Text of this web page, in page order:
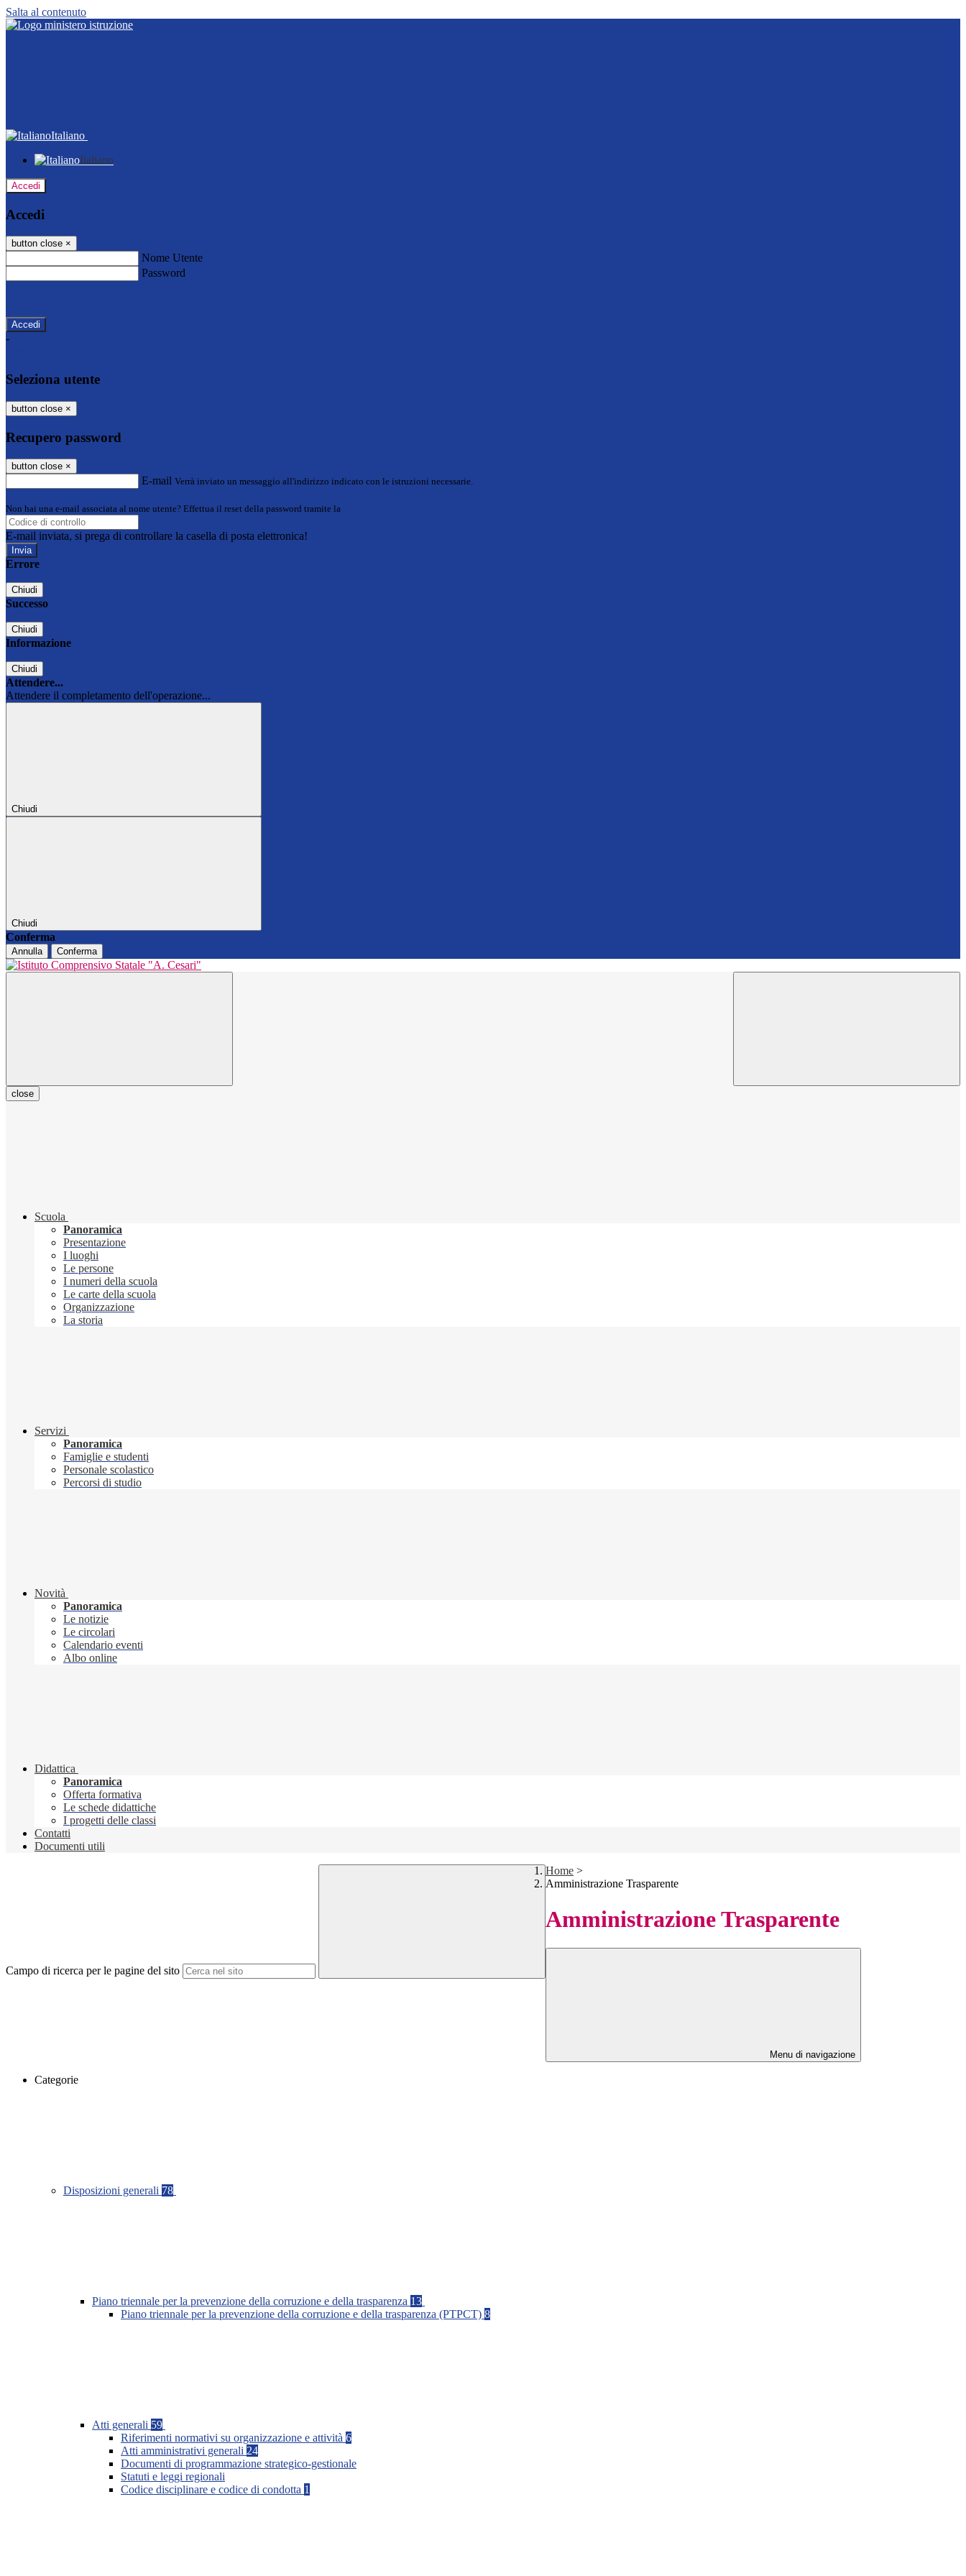
Salta al contenuto
Italiano
Italiano
Accedi
Accedi
button close ×
Nome Utente
Password
-
Seleziona utente
button close ×
Recupero password
button close ×
E-mail Verrà inviato un messaggio all'indirizzo indicato con le istruzioni necessarie.
Non hai una e-mail associata al nome utente? Effettua il reset della password tramite la
E-mail inviata, si prega di controllare la casella di posta elettronica!
Errore
Chiudi
Successo
Chiudi
Informazione
Chiudi
Attendere...
Attendere il completamento dell'operazione...
Chiudi
Chiudi
Conferma
Annulla Conferma
close
Scuola
Panoramica
Presentazione
I luoghi
Le persone
I numeri della scuola
Le carte della scuola
Organizzazione
La storia
Servizi
Panoramica
Famiglie e studenti
Personale scolastico
Percorsi di studio
Novità
Panoramica
Le notizie
Le circolari
Calendario eventi
Albo online
Didattica
Panoramica
Offerta formativa
Le schede didattiche
I progetti delle classi
Contatti
Documenti utili
Campo di ricerca per le pagine del sito
Home >
Amministrazione Trasparente
Amministrazione Trasparente
Menu di navigazione
Categorie
Disposizioni generali 78
Piano triennale per la prevenzione della corruzione e della trasparenza 13
Piano triennale per la prevenzione della corruzione e della trasparenza (PTPCT) 8
Atti generali 59
Riferimenti normativi su organizzazione e attività 6
Atti amministrativi generali 24
Documenti di programmazione strategico-gestionale
Statuti e leggi regionali
Codice disciplinare e codice di condotta 1